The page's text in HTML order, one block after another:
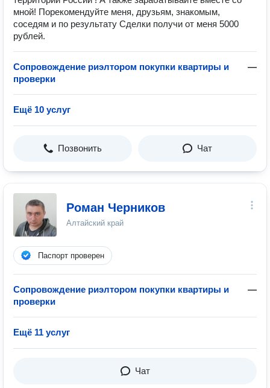
мной! Порекомендуйте меня, друзьям, знакомым,
соседям и по результату Сделки получи от меня 5000
рублей.
Сопровождение риэлтором покупки квартиры и
проверки
—
Ещё 10 услуг
Позвонить Чат
Роман Черников
Алтайский край
Паспорт проверен
Сопровождение риэлтором покупки квартиры и
проверки
—
Ещё 11 услуг
Чат